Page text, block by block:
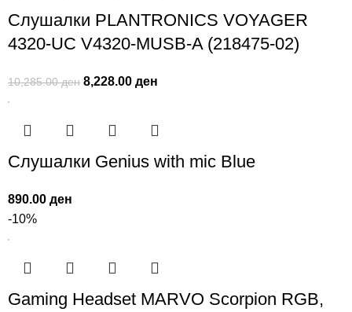
Слушалки PLANTRONICS VOYAGER
4320-UC V4320-MUSB-A (218475-02)
10,285.00ден 8,228.00ден
Слушалки Genius with mic Blue
890.00ден
-10%
Gaming Headset MARVO Scorpion RGB,